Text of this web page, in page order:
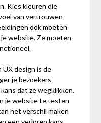
Kies kleuren die
van vertrouwen
ook moeten
je website. Ze moeten
UX design is de
je bezoekers
dat ze wegklikken.
je website te testen
het verschil maken